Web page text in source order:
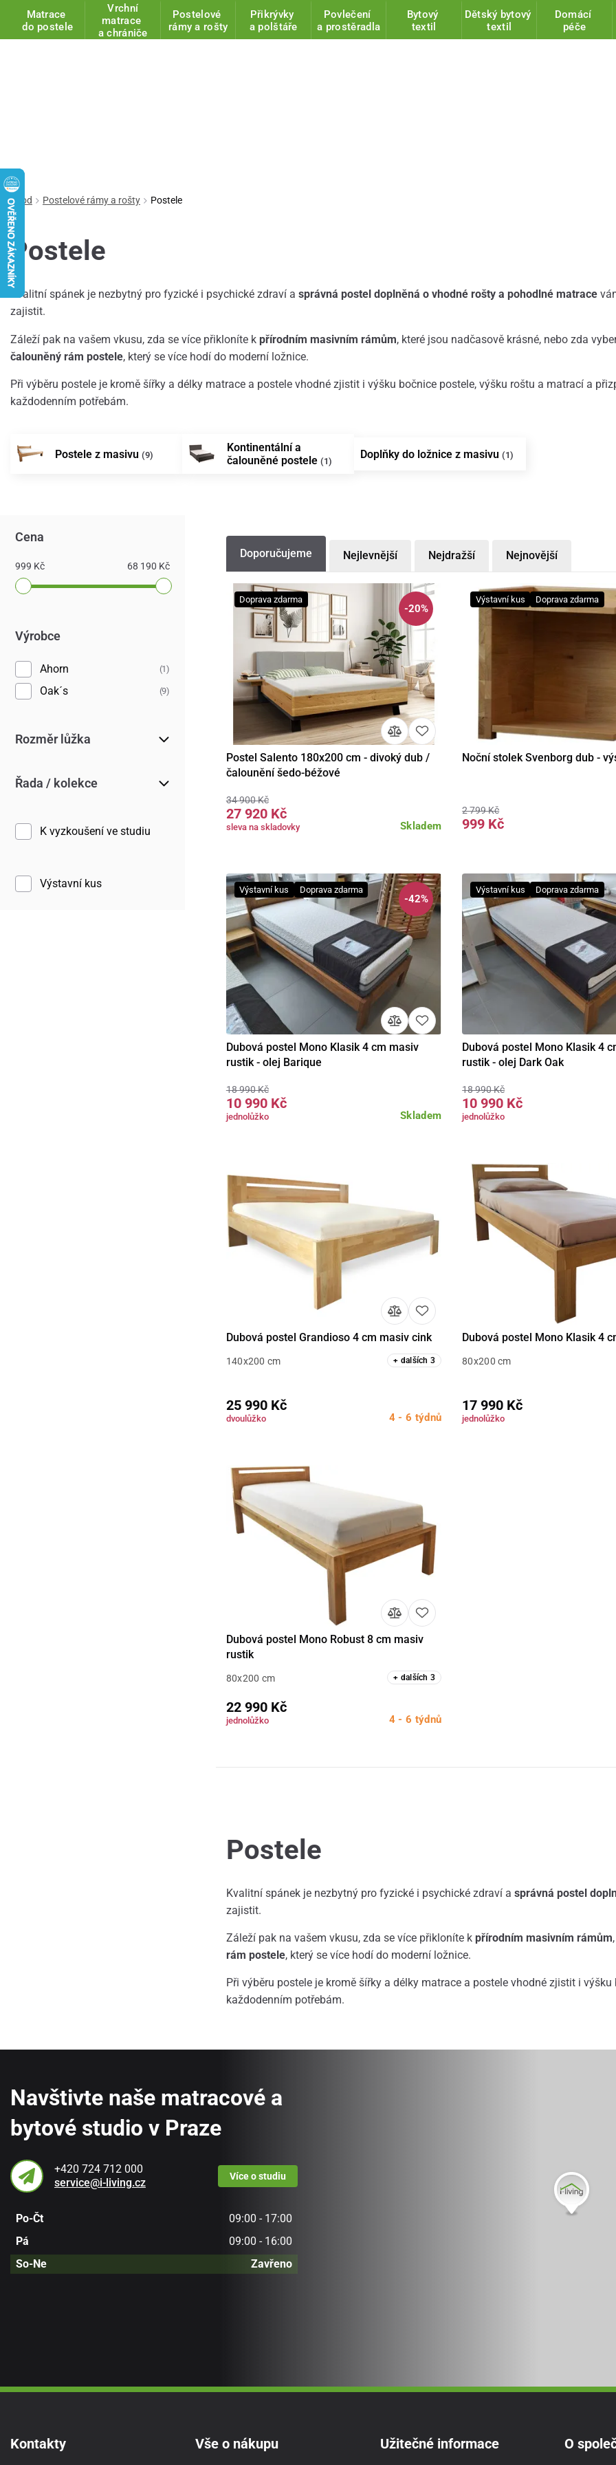
Matrace
do postele
Vrchní
matrace
a chrániče
Postelové
rámy a rošty
Přikrývky
a polštáře
Povlečení
a prostěradla
Bytový
textil
Dětský bytový
textil
Domácí
péče
Úvod Postelové rámy a rošty Postele
Postele
Kvalitní spánek je nezbytný pro fyzické i psychické zdraví a správná postel doplněná o vhodné rošty a pohodlné matrace
zajistit.
Záleží pak na vašem vkusu, zda se více přikloníte k přírodním masivním rámům, které jsou nadčasově krásné, nebo zda
čalouněný rám postele, který se více hodí do moderní ložnice.
Při výběru postele je kromě šířky a délky matrace a postele vhodné zjistit i výšku bočnice postele, výšku roštu a matrací a
každodenním potřebám.
Postele z masivu (9)
Kontinentální a
čalouněné postele (1)
Doplňky do ložnice z masivu (1)
Cena
999 Kč 68 190 Kč
Výrobce
Ahorn (1)
Oak´s (9)
Rozměr lůžka
Řada / kolekce
K vyzkoušení ve studiu
Výstavní kus
Doporučujeme Nejlevnější Nejdražší Nejnovější
-20%
Doprava zdarma
Detail Do košíku
Postel Salento 180x200 cm - divoký dub /
čalounění šedo-béžové
Skladem
34 900 Kč
27 920 Kč
sleva na skladovky
Výstavní kus Doprava zdarma
Detail
Noční stolek Svenborg dub -
2 799 Kč
999 Kč
-42%
Výstavní kus Doprava zdarma
Detail
Dubová postel Mono Klasik 4 cm masiv
rustik - olej Barique
Skladem
18 990 Kč
10 990 Kč
jednolůžko
Výstavní kus Doprava zdarma
Detail
Dubová postel Mono Klasik 4
rustik - olej Dark Oak
18 990 Kč
10 990 Kč
jednolůžko
Detail
Dubová postel Grandioso 4 cm masiv cink
140x200 cm + dalších 3
4 - 6 týdnů
25 990 Kč
dvoulůžko
Detail
Dubová postel Mono Klasik 4
80x200 cm
17 990 Kč
jednolůžko
Detail
Dubová postel Mono Robust 8 cm masiv
rustik
80x200 cm + dalších 3
4 - 6 týdnů
22 990 Kč
jednolůžko
Postele
Kvalitní spánek je nezbytný pro fyzické i psychické zdraví a správná postel
zajistit.
Záleží pak na vašem vkusu, zda se více přikloníte k přírodním masivním rámům
rám postele, který se více hodí do moderní ložnice.
Při výběru postele je kromě šířky a délky matrace a postele vhodné zjistit i
každodenním potřebám.
Navštivte naše matracové a
bytové studio v Praze
+420 724 712 000
service@i-living.cz
Víceo studiu
Po-Čt
09:00 - 17:00
Pá
09:00 - 16:00
So-Ne
Zavřeno
Kontakty Vše o nákupu Užitečné informace O